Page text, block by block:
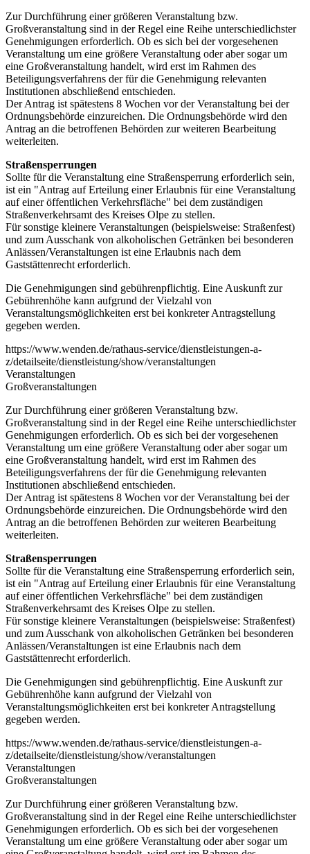
Zur Durchführung einer größeren Veranstaltung bzw.
Großveranstaltung sind in der Regel eine Reihe unterschiedlichster
Genehmigungen erforderlich. Ob es sich bei der vorgesehenen
Veranstaltung um eine größere Veranstaltung oder aber sogar um
eine Großveranstaltung handelt, wird erst im Rahmen des
Beteiligungsverfahrens der für die Genehmigung relevanten
Institutionen abschließend entschieden.
Der Antrag ist spätestens 8 Wochen vor der Veranstaltung bei der
Ordnungsbehörde einzureichen. Die Ordnungsbehörde wird den
Antrag an die betroffenen Behörden zur weiteren Bearbeitung
weiterleiten.
Straßensperrungen
Sollte für die Veranstaltung eine Straßensperrung erforderlich sein,
ist ein "Antrag auf Erteilung einer Erlaubnis für eine Veranstaltung
auf einer öffentlichen Verkehrsfläche" bei dem zuständigen
Straßenverkehrsamt des Kreises Olpe zu stellen.
Für sonstige kleinere Veranstaltungen (beispielsweise: Straßenfest)
und zum Ausschank von alkoholischen Getränken bei besonderen
Anlässen/Veranstaltungen ist eine Erlaubnis nach dem
Gaststättenrecht erforderlich.
Die Genehmigungen sind gebührenpflichtig. Eine Auskunft zur
Gebührenhöhe kann aufgrund der Vielzahl von
Veranstaltungsmöglichkeiten erst bei konkreter Antragstellung
gegeben werden.
https://www.wenden.de/rathaus-service/dienstleistungen-a-
z/detailseite/dienstleistung/show/veranstaltungen
Veranstaltungen
Großveranstaltungen
Zur Durchführung einer größeren Veranstaltung bzw.
Großveranstaltung sind in der Regel eine Reihe unterschiedlichster
Genehmigungen erforderlich. Ob es sich bei der vorgesehenen
Veranstaltung um eine größere Veranstaltung oder aber sogar um
eine Großveranstaltung handelt, wird erst im Rahmen des
Beteiligungsverfahrens der für die Genehmigung relevanten
Institutionen abschließend entschieden.
Der Antrag ist spätestens 8 Wochen vor der Veranstaltung bei der
Ordnungsbehörde einzureichen. Die Ordnungsbehörde wird den
Antrag an die betroffenen Behörden zur weiteren Bearbeitung
weiterleiten.
Straßensperrungen
Sollte für die Veranstaltung eine Straßensperrung erforderlich sein,
ist ein "Antrag auf Erteilung einer Erlaubnis für eine Veranstaltung
auf einer öffentlichen Verkehrsfläche" bei dem zuständigen
Straßenverkehrsamt des Kreises Olpe zu stellen.
Für sonstige kleinere Veranstaltungen (beispielsweise: Straßenfest)
und zum Ausschank von alkoholischen Getränken bei besonderen
Anlässen/Veranstaltungen ist eine Erlaubnis nach dem
Gaststättenrecht erforderlich.
Die Genehmigungen sind gebührenpflichtig. Eine Auskunft zur
Gebührenhöhe kann aufgrund der Vielzahl von
Veranstaltungsmöglichkeiten erst bei konkreter Antragstellung
gegeben werden.
https://www.wenden.de/rathaus-service/dienstleistungen-a-
z/detailseite/dienstleistung/show/veranstaltungen
Veranstaltungen
Großveranstaltungen
Zur Durchführung einer größeren Veranstaltung bzw.
Großveranstaltung sind in der Regel eine Reihe unterschiedlichster
Genehmigungen erforderlich. Ob es sich bei der vorgesehenen
Veranstaltung um eine größere Veranstaltung oder aber sogar um